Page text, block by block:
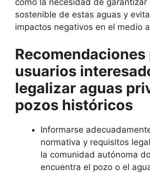
sostenible de estas aguas y
impactos negativos en el medio
Recomendaciones
usuarios
legalizar aguas
pozos históricos
Informarse
normativa y requisitos
la comunidad autónoma
encuentra el pozo o el